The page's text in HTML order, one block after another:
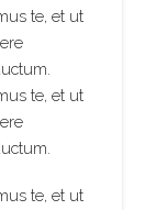
te, et ut
te, et ut
te, et ut